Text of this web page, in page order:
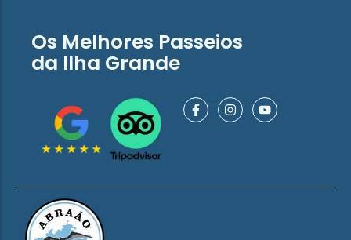
Os Melhores Passeios
da Ilha Grande